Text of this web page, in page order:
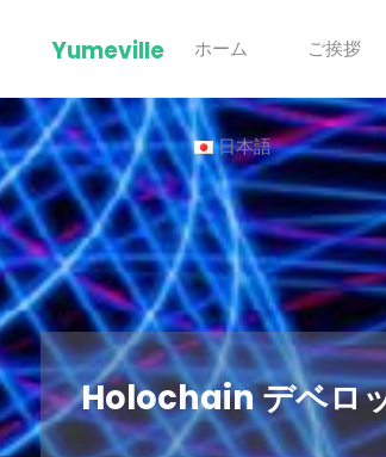
Yumeville ホーム ご挨拶
日本語
Holochain デベロ